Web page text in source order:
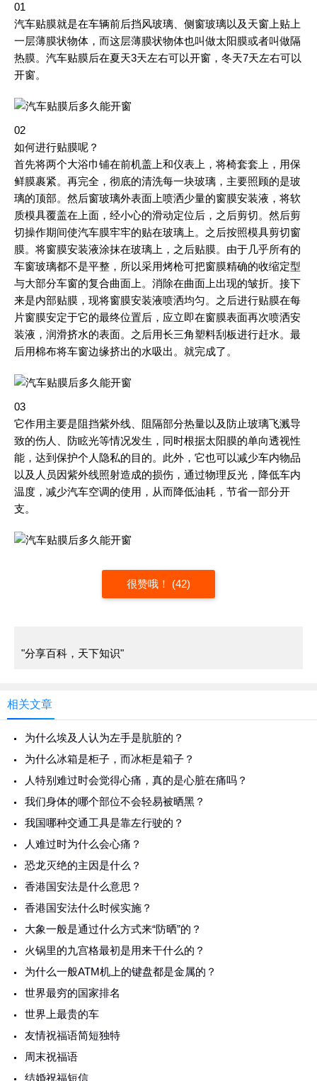
01
汽车贴膜就是在车辆前后挡风玻璃、侧窗玻璃以及天窗上贴上
一层薄膜状物体，而这层薄膜状物体也叫做太阳膜或者叫做隔
热膜。汽车贴膜后在夏天3天左右可以开窗，冬天7天左右可以
开窗。
02
如何进行贴膜呢？
首先将两个大浴巾铺在前机盖上和仪表上，将椅套套上，用保
鲜膜裹紧。再完全，彻底的清洗每一块玻璃，主要照顾的是玻
璃的顶部。然后窗玻璃外表面上喷洒少量的窗膜安装液，将软
质模具覆盖在上面，经小心的滑动定位后，之后剪切。然后剪
切操作期间使汽车膜牢牢的贴在玻璃上。之后按照模具剪切窗
膜。将窗膜安装液涂抹在玻璃上，之后贴膜。由于几乎所有的
车窗玻璃都不是平整，所以采用烤枪可把窗膜精确的收缩定型
与大部分车窗的复合曲面上。消除在曲面上出现的皱折。接下
来是内部贴膜，现将窗膜安装液喷洒均匀。之后进行贴膜在每
片窗膜安定于它的最终位置后，应立即在窗膜表面再次喷洒安
装液，润滑挤水的表面。之后用长三角塑料刮板进行赶水。最
后用棉布将车窗边缘挤出的水吸出。就完成了。
03
它作用主要是阻挡紫外线、阻隔部分热量以及防止玻璃飞溅导
致的伤人、防眩光等情况发生，同时根据太阳膜的单向透视性
能，达到保护个人隐私的目的。此外，它也可以减少车内物品
以及人员因紫外线照射造成的损伤，通过物理反光，降低车内
温度，减少汽车空调的使用，从而降低油耗，节省一部分开
支。
很赞哦！ (42)
"分享百科，天下知识"
相关文章
为什么埃及人认为左手是肮脏的？
为什么冰箱是柜子，而冰柜是箱子？
人特别难过时会觉得心痛，真的是心脏在痛吗？
我们身体的哪个部位不会轻易被晒黑？
我国哪种交通工具是靠左行驶的？
人难过时为什么会心痛？
恐龙灭绝的主因是什么？
香港国安法是什么意思？
香港国安法什么时候实施？
大象一般是通过什么方式来“防晒”的？
火锅里的九宫格最初是用来干什么的？
为什么一般ATM机上的键盘都是金属的？
世界最穷的国家排名
世界上最贵的车
友情祝福语简短独特
周末祝福语
结婚祝福短信